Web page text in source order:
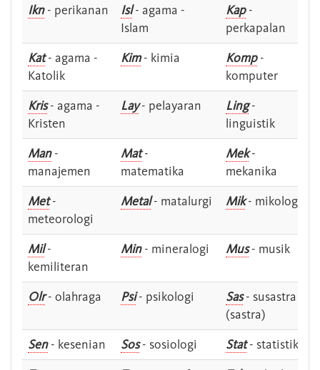
Ikn- perikanan Isl- agama -
Islam
Kap-
perkapalan
Kat- agama -
Katolik
Kim- kimia Komp-
komputer
Kris- agama -
Kristen
Lay- pelayaran Ling-
linguistik
Man-
manajemen
Mat-
matematika
Mek-
mekanika
Met-
meteorologi
Metal- matalurgi Mik- mikologi
Mil-
kemiliteran
Min- mineralogi Mus- musik
Olr- olahraga Psi- psikologi Sas- susastra -
(sastra)
Sen- kesenian Sos- sosiologi Stat- statistik